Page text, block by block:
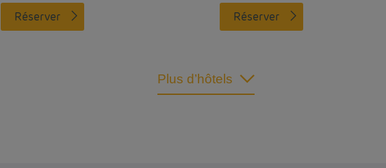
Réserver Réserver
Plus d’hôtels